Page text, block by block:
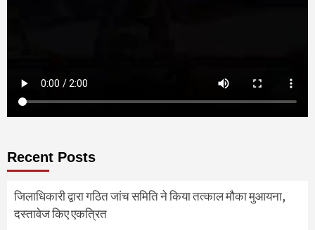
Recent Posts
जिलाधिकारी द्वारा गठित जांच समिति ने किया तत्काल मौका मुआयना,
दस्तावेज किए एकत्रित